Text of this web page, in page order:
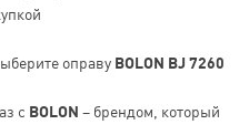
оправу BOLON BJ 7260
с BOLON – брендом, который